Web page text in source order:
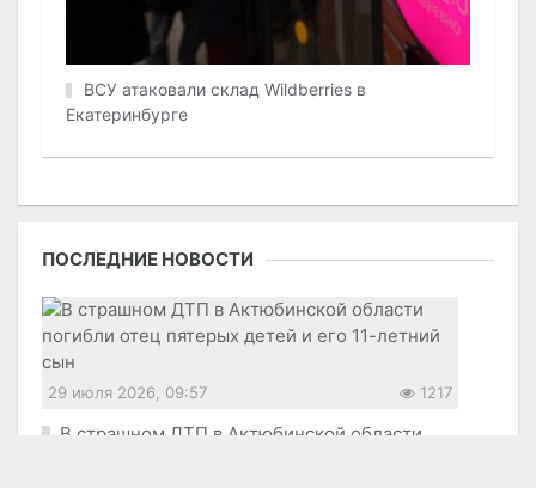
ВСУ атаковали склад Wildberries в
Екатеринбурге